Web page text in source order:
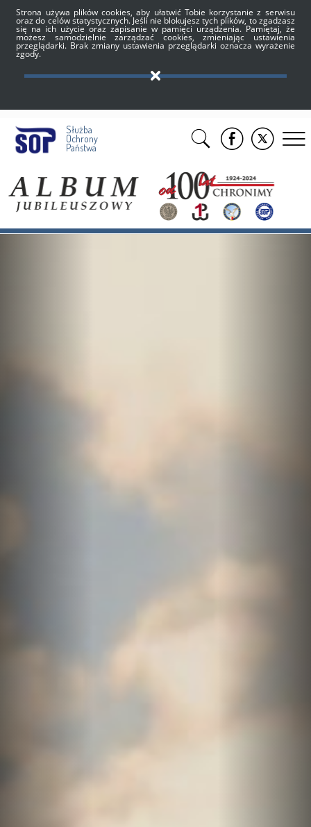
Strona używa plików cookies, aby ułatwić Tobie korzystanie z serwisu
oraz do celów statystycznych. Jeśli nie blokujesz tych plików, to zgadzasz
się na ich użycie oraz zapisanie w pamięci urządzenia. Pamiętaj, że
możesz samodzielnie zarządzać cookies, zmieniając ustawienia
przeglądarki. Brak zmiany ustawienia przeglądarki oznacza wyrażenie
zgody.
Służba
Ochrony
Państwa